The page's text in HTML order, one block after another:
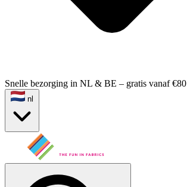
Snelle bezorging in NL & BE – gratis vanaf €80
nl